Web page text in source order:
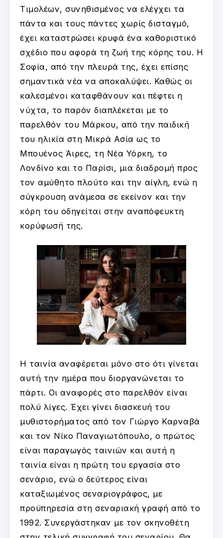
Τιμολέων, συνηθισμένος να ελέγχει τα
πάντα και τους πάντες χωρίς δισταγμό,
έχει καταστρώσει κρυφά ένα καθοριστικό
σχέδιο που αφορά τη ζωή της κόρης του. Η
Σοφία, από την πλευρά της, έχει επίσης
σημαντικά νέα να αποκαλύψει. Καθώς οι
καλεσμένοι καταφθάνουν και πέφτει η
νύχτα, το παρόν διαπλέκεται με το
παρελθόν του Μάρκου, από την παιδική
του ηλικία στη Μικρά Ασία ως το
Μπουένος Άιρες, τη Νέα Υόρκη, το
Λονδίνο και το Παρίσι, μια διαδρομή προς
τον αμύθητο πλούτο και την αίγλη, ενώ η
σύγκρουση ανάμεσα σε εκείνον και την
κόρη του οδηγείται στην αναπόφευκτη
κορύφωσή της.
Η ταινία αναφέρεται μόνο στο ότι γίνεται
αυτή την ημέρα που διοργανώνεται το
πάρτι. Οι αναφορές στο παρελθόν είναι
πολύ λίγες. Έχει γίνει διασκευή του
μυθιστορήματος από τον Γιώργο Καρναβά
και τον Νίκο Παναγιωτόπουλο, ο πρώτος
είναι παραγωγός ταινιών και αυτή η
ταινία είναι η πρώτη του εργασία στο
σενάριο, ενώ ο δεύτερος είναι
καταξιωμένος σεναριογράφος, με
προϋπηρεσία στη σεναριακή γραφή από το
1992. Συνεργάστηκαν με τον σκηνοθέτη